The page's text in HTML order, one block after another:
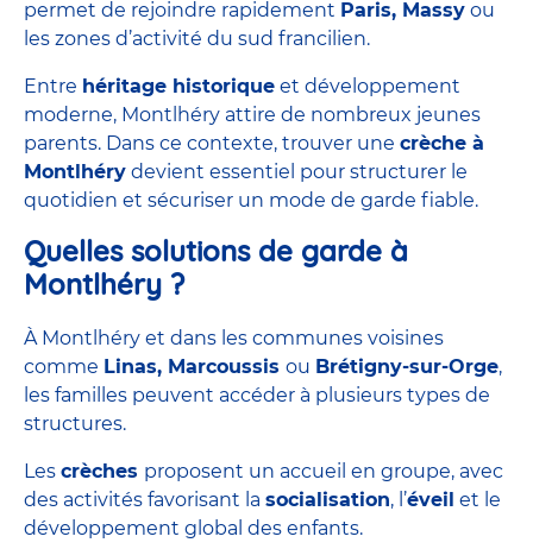
permet de rejoindre rapidement Paris, Massy ou
les zones d’activité du sud francilien.
Entre héritage historique et développement
moderne, Montlhéry attire de nombreux jeunes
parents. Dans ce contexte, trouver une crèche à
Montlhéry devient essentiel pour structurer le
quotidien et sécuriser un mode de garde fiable.
Quelles solutions de garde à
Montlhéry ?
À Montlhéry et dans les communes voisines
comme Linas, Marcoussis ou Brétigny-sur-Orge,
les familles peuvent accéder à plusieurs types de
structures.
Les crèches proposent un accueil en groupe, avec
des activités favorisant la socialisation, l’éveil et le
développement global des enfants.